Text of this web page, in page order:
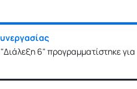
6" προγραμματίστηκε για